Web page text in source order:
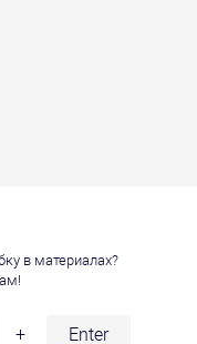
в материалах?
+ Enter